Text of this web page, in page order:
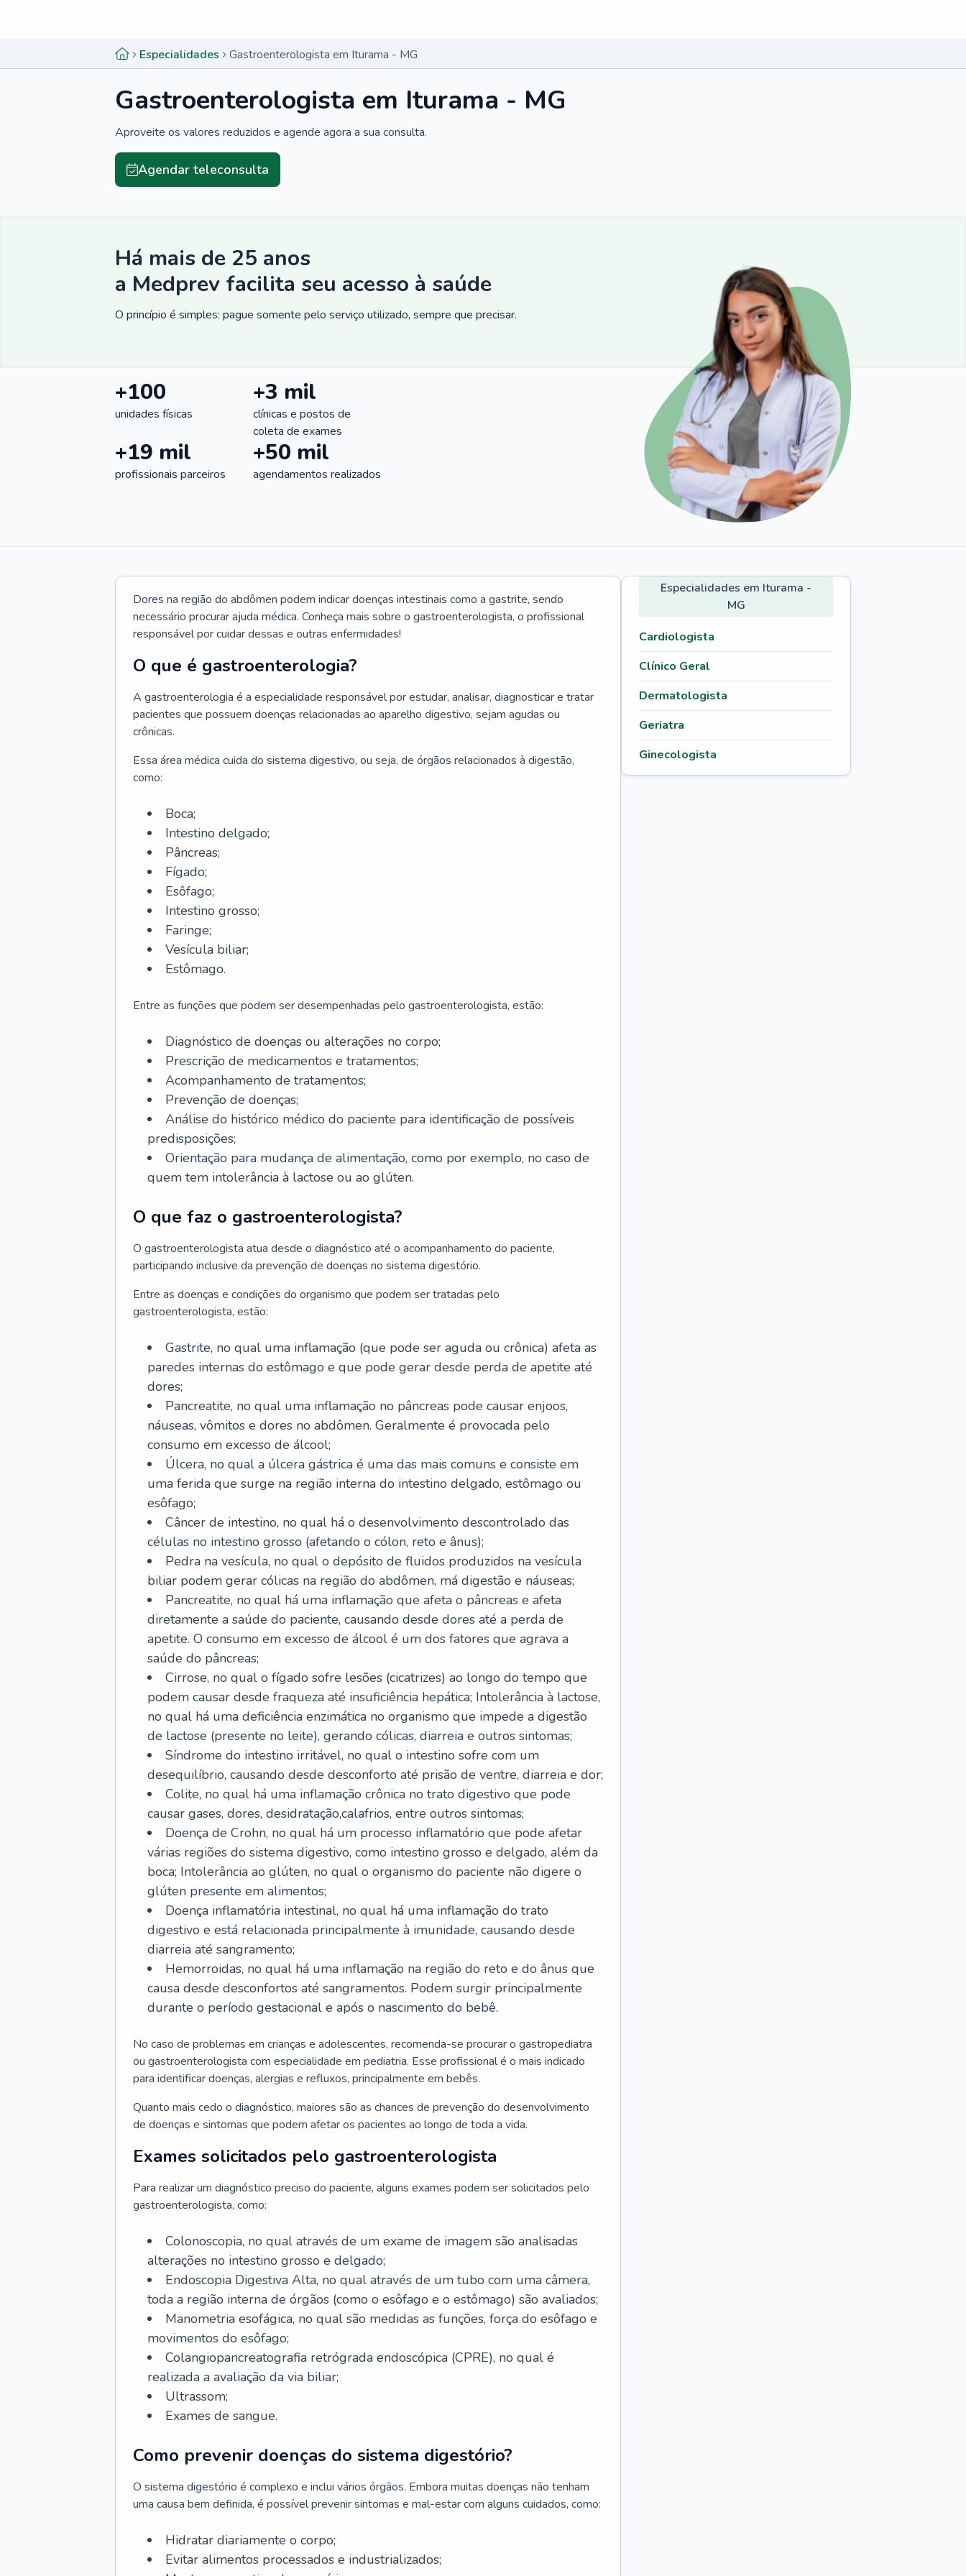
Especialidades Gastroenterologista em Iturama - MG
Gastroenterologista em Iturama - MG
Aproveite os valores reduzidos e agende agora a sua consulta.
Agendar teleconsulta
Há mais de 25 anos
a Medprev facilita seu acesso à saúde
O princípio é simples: pague somente pelo serviço utilizado, sempre que precisar.
+100
unidades físicas
+3 mil
clínicas e postos de
coleta de exames
+19 mil
profissionais parceiros
+50 mil
agendamentos realizados
Dores na região do abdômen podem indicar doenças intestinais como a gastrite, sendo
necessário procurar ajuda médica. Conheça mais sobre o gastroenterologista, o profissional
responsável por cuidar dessas e outras enfermidades!
O que é gastroenterologia?
A gastroenterologia é a especialidade responsável por estudar, analisar, diagnosticar e tratar
pacientes que possuem doenças relacionadas ao aparelho digestivo, sejam agudas ou
crônicas.
Essa área médica cuida do sistema digestivo, ou seja, de órgãos relacionados à digestão,
como:
Boca;
Intestino delgado;
Pâncreas;
Fígado;
Esôfago;
Intestino grosso;
Faringe;
Vesícula biliar;
Estômago.
Entre as funções que podem ser desempenhadas pelo gastroenterologista, estão:
Diagnóstico de doenças ou alterações no corpo;
Prescrição de medicamentos e tratamentos;
Acompanhamento de tratamentos;
Prevenção de doenças;
Análise do histórico médico do paciente para identificação de possíveis
predisposições;
Orientação para mudança de alimentação, como por exemplo, no caso de
quem tem intolerância à lactose ou ao glúten.
O que faz o gastroenterologista?
O gastroenterologista atua desde o diagnóstico até o acompanhamento do paciente,
participando inclusive da prevenção de doenças no sistema digestório.
Entre as doenças e condições do organismo que podem ser tratadas pelo
gastroenterologista, estão:
Gastrite, no qual uma inflamação (que pode ser aguda ou crônica) afeta as
paredes internas do estômago e que pode gerar desde perda de apetite até
dores;
Pancreatite, no qual uma inflamação no pâncreas pode causar enjoos,
náuseas, vômitos e dores no abdômen. Geralmente é provocada pelo
consumo em excesso de álcool;
Úlcera, no qual a úlcera gástrica é uma das mais comuns e consiste em
uma ferida que surge na região interna do intestino delgado, estômago ou
esôfago;
Câncer de intestino, no qual há o desenvolvimento descontrolado das
células no intestino grosso (afetando o cólon, reto e ânus);
Pedra na vesícula, no qual o depósito de fluidos produzidos na vesícula
biliar podem gerar cólicas na região do abdômen, má digestão e náuseas;
Pancreatite, no qual há uma inflamação que afeta o pâncreas e afeta
diretamente a saúde do paciente, causando desde dores até a perda de
apetite. O consumo em excesso de álcool é um dos fatores que agrava a
saúde do pâncreas;
Cirrose, no qual o fígado sofre lesões (cicatrizes) ao longo do tempo que
podem causar desde fraqueza até insuficiência hepática; Intolerância à lactose,
no qual há uma deficiência enzimática no organismo que impede a digestão
de lactose (presente no leite), gerando cólicas, diarreia e outros sintomas;
Síndrome do intestino irritável, no qual o intestino sofre com um
desequilíbrio, causando desde desconforto até prisão de ventre, diarreia e dor;
Colite, no qual há uma inflamação crônica no trato digestivo que pode
causar gases, dores, desidratação,calafrios, entre outros sintomas;
Doença de Crohn, no qual há um processo inflamatório que pode afetar
várias regiões do sistema digestivo, como intestino grosso e delgado, além da
boca; Intolerância ao glúten, no qual o organismo do paciente não digere o
glúten presente em alimentos;
Doença inflamatória intestinal, no qual há uma inflamação do trato
digestivo e está relacionada principalmente à imunidade, causando desde
diarreia até sangramento;
Hemorroidas, no qual há uma inflamação na região do reto e do ânus que
causa desde desconfortos até sangramentos. Podem surgir principalmente
durante o período gestacional e após o nascimento do bebê.
No caso de problemas em crianças e adolescentes, recomenda-se procurar o gastropediatra
ou gastroenterologista com especialidade em pediatria. Esse profissional é o mais indicado
para identificar doenças, alergias e refluxos, principalmente em bebês.
Quanto mais cedo o diagnóstico, maiores são as chances de prevenção do desenvolvimento
de doenças e sintomas que podem afetar os pacientes ao longo de toda a vida.
Exames solicitados pelo gastroenterologista
Para realizar um diagnóstico preciso do paciente, alguns exames podem ser solicitados pelo
gastroenterologista, como:
Colonoscopia, no qual através de um exame de imagem são analisadas
alterações no intestino grosso e delgado;
Endoscopia Digestiva Alta, no qual através de um tubo com uma câmera,
toda a região interna de órgãos (como o esôfago e o estômago) são avaliados;
Manometria esofágica, no qual são medidas as funções, força do esôfago e
movimentos do esôfago;
Colangiopancreatografia retrógrada endoscópica (CPRE), no qual é
realizada a avaliação da via biliar;
Ultrassom;
Exames de sangue.
Como prevenir doenças do sistema digestório?
O sistema digestório é complexo e inclui vários órgãos. Embora muitas doenças não tenham
uma causa bem definida, é possível prevenir sintomas e mal-estar com alguns cuidados, como:
Hidratar diariamente o corpo;
Evitar alimentos processados e industrializados;
Especialidades em Iturama -
MG
Cardiologista
Clínico Geral
Dermatologista
Geriatra
Ginecologista